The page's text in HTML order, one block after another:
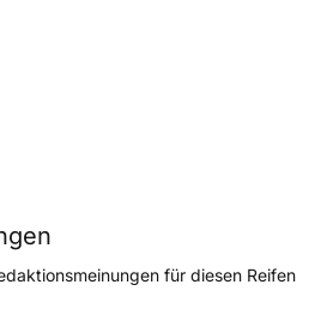
240 km/h
für diesen Reifen